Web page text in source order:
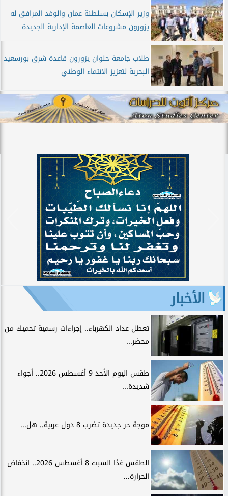
وزير الإسكان بسلطنة عمان والوفد المرافق له
يزورون مشروعات العاصمة الإدارية الجديدة
طلاب جامعة حلوان يزورون قاعدة شرق بورسعيد
البحرية لتعزيز الانتماء الوطني
الأخبار
تعطل عداد الكهرباء.. إجراءات رسمية تحميك من
محضر...
طقس اليوم الأحد 9 أغسطس 2026.. أجواء
شديدة...
موجة حر جديدة تضرب 8 دول عربية.. هل...
الطقس غدًا السبت 8 أغسطس 2026.. انخفاض
الحرارة...